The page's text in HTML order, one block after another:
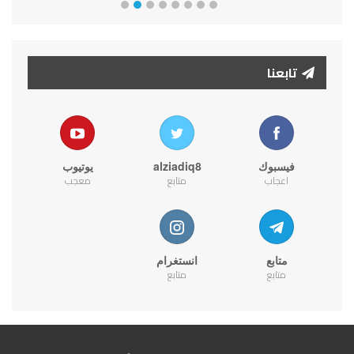
تابعنا
فيسبوك
اعجاب
alziadiq8
متابع
يوتيوب
معجب
متابع
متابع
انستغرام
متابع